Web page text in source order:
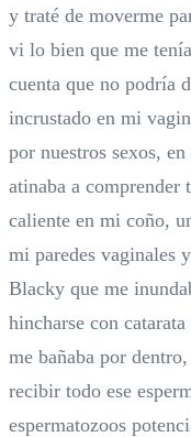
y traté de moverme
vi lo bien que me
cuenta que no podría
incrustado en mi
por nuestros sexos,
atinaba a comprender
caliente en mi coño,
mi paredes vaginales
Blacky que me
hincharse con
me bañaba por
recibir todo ese
espermatozoos